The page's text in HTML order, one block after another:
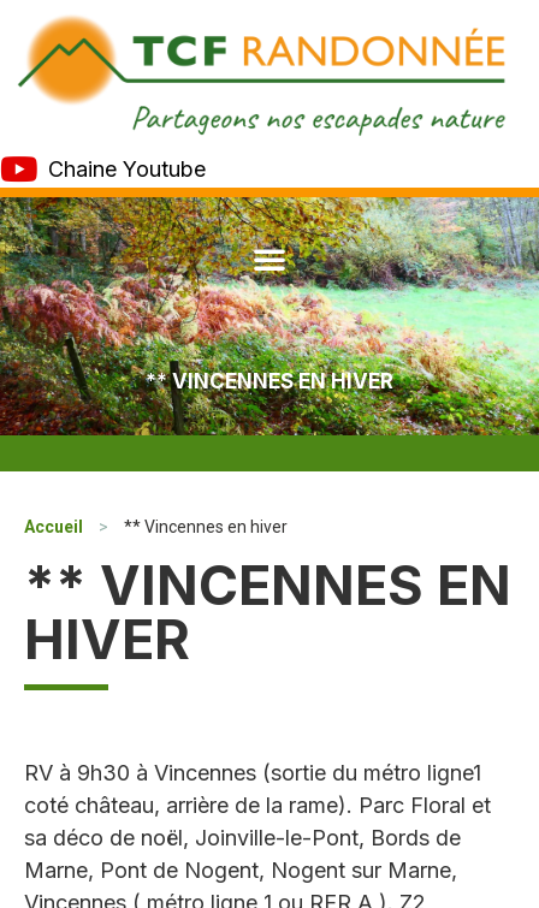
Chaine Youtube
** VINCENNES EN HIVER
Accueil > ** Vincennes en hiver
** VINCENNES EN
HIVER
RV à 9h30 à Vincennes (sortie du métro ligne1
coté château, arrière de la rame). Parc Floral et
sa déco de noël, Joinville-le-Pont, Bords de
Marne, Pont de Nogent, Nogent sur Marne,